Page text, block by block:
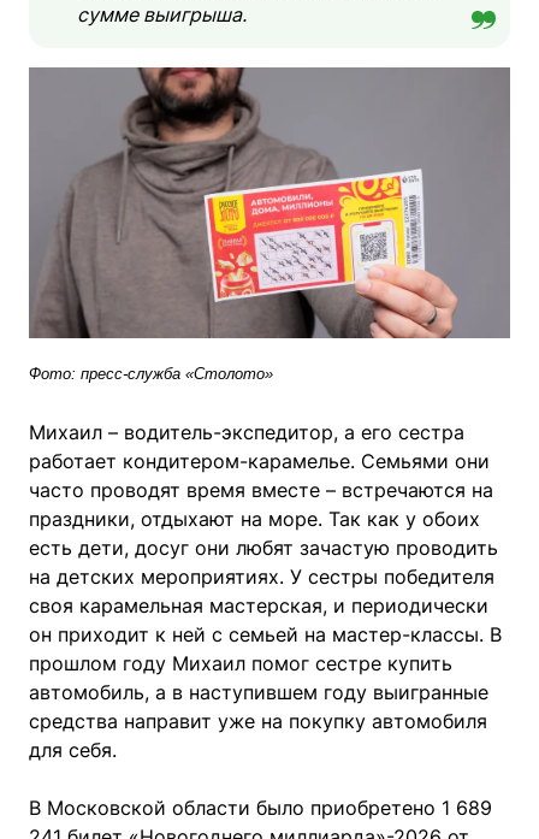
сумме выигрыша.
Фото: пресс-служба «Столото»
Михаил – водитель-экспедитор, а его сестра
работает кондитером-карамелье. Семьями они
часто проводят время вместе – встречаются на
праздники, отдыхают на море. Так как у обоих
есть дети, досуг они любят зачастую проводить
на детских мероприятиях. У сестры победителя
своя карамельная мастерская, и периодически
он приходит к ней с семьей на мастер-классы. В
прошлом году Михаил помог сестре купить
автомобиль, а в наступившем году выигранные
средства направит уже на покупку автомобиля
для себя.
В Московской области было приобретено 1 689